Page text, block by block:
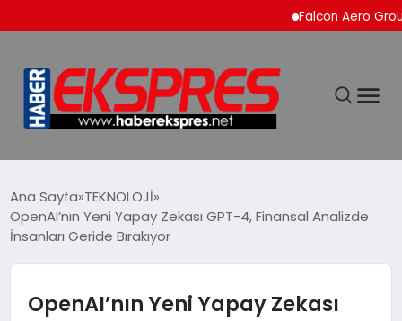
Falcon Aero Group,
EKONOMİ
SİYASET
Ana Sayfa TEKNOLOJİ
OpenAI’nın Yeni Yapay Zekası GPT-4, Finansal Analizde
İnsanları Geride Bırakıyor
OpenAI’nın Yeni Yapay Zekası